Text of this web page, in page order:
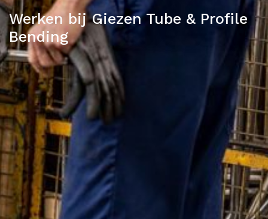
Werken bij Giezen Tube & Profile
Bending